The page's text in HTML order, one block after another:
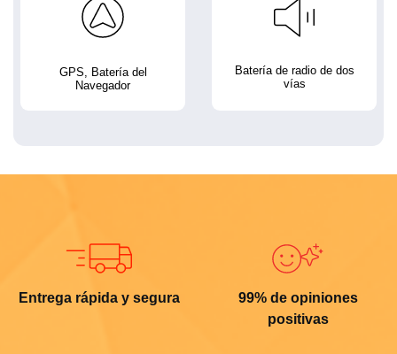
GPS, Batería del
Navegador
Batería de radio de dos
vías
Entrega rápida y segura
99% de opiniones
positivas